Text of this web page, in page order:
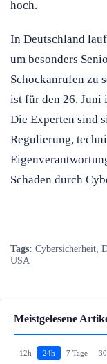
hoch.
In Deutschland
um besonders
Schockanrufen zu
ist für den 26. Juni
Die Experten sind
Regulierung,
Schaden durch
Tags: Cybersicherheit
USA
Meistgelesene
12h 24h 7 Tage